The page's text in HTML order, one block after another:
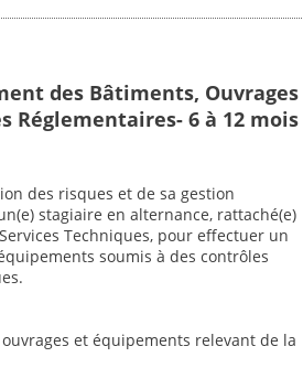
des Bâtiments, Ouvrages
Réglementaires- 6 à 12 mois
des risques et de sa gestion
stagiaire en alternance, rattaché(e)
Techniques, pour effectuer un
soumis à des contrôles
et équipements relevant de la